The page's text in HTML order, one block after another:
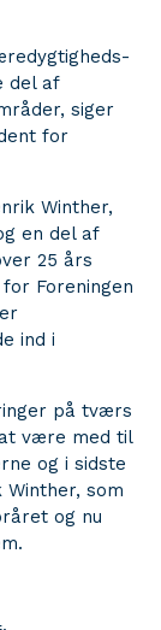
del af
siger
for
Winther,
en del af
25 års
Foreningen
ind i
på tværs
være med til
og i sidste
som
og nu